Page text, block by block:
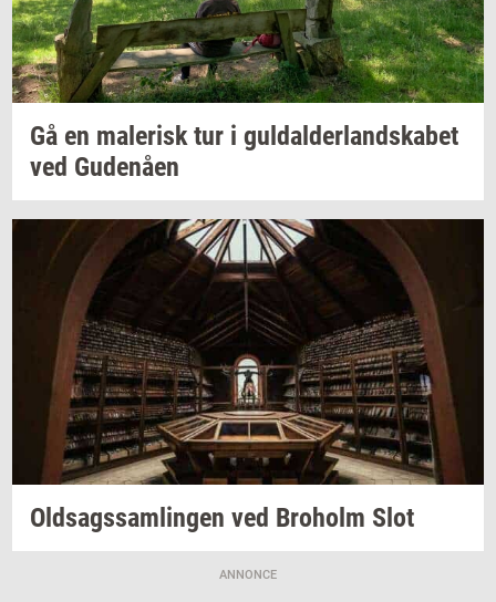
Gå en ma­le­risktur i gul­dal­der­land­ska­bet
ved Gu­denå­en
Oldsags­sam­lin­gen ved Bro­holm Slot
ANNONCE